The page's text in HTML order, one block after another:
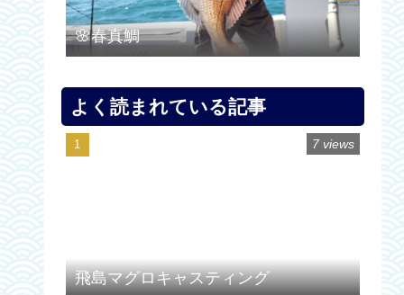
🌸春真鯛
よく読まれている記事
飛島マグロキャスティング
7 views